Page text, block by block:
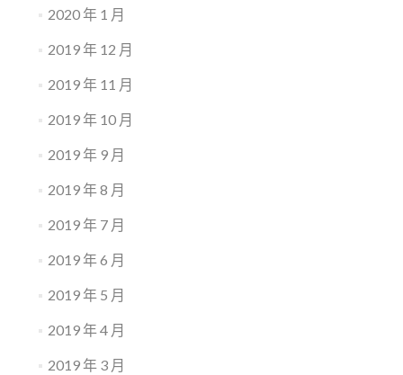
2020 年 1 月
2019 年 12 月
2019 年 11 月
2019 年 10 月
2019 年 9 月
2019 年 8 月
2019 年 7 月
2019 年 6 月
2019 年 5 月
2019 年 4 月
2019 年 3 月